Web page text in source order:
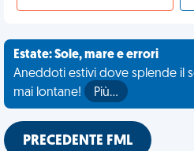
Estate: Sole, mare e errori
Aneddoti estivi dove splende il
mai lontane!
Più…
PRECEDENTE FML